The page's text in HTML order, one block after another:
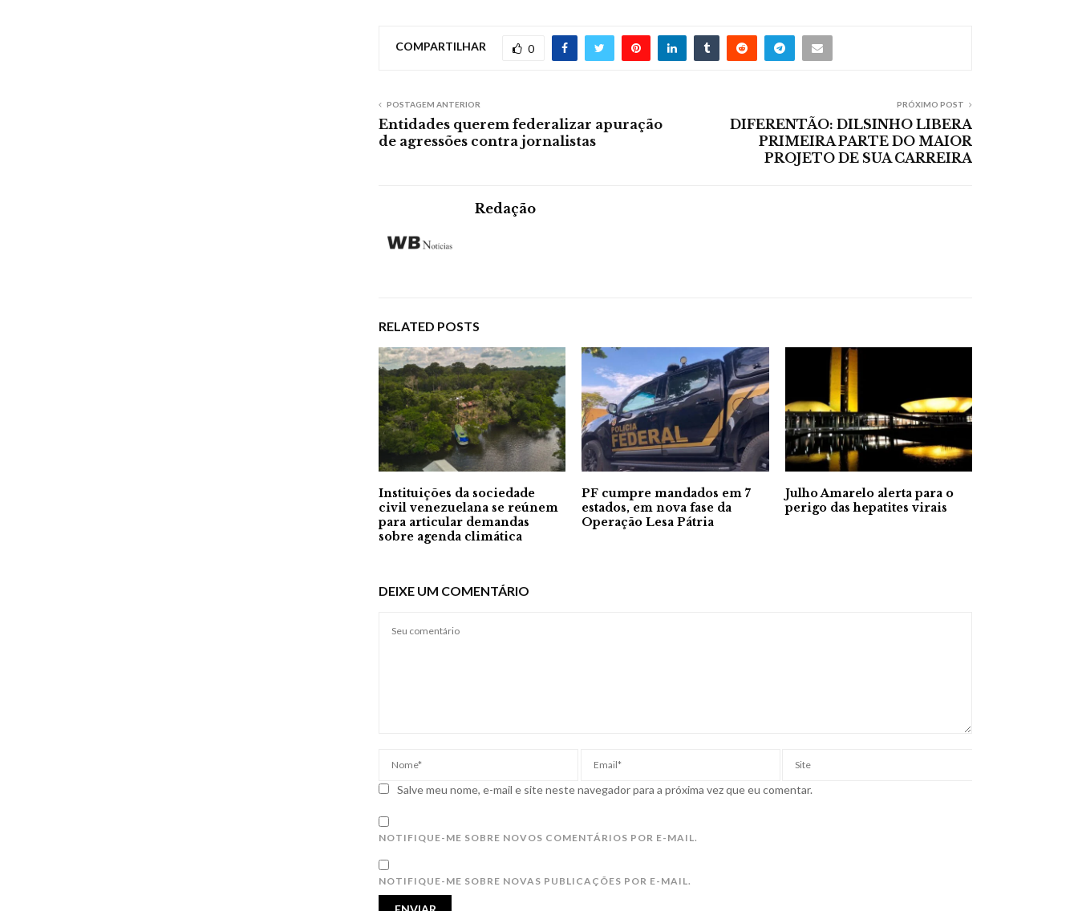
COMPARTILHAR 0
POSTAGEM ANTERIOR
Entidades querem federalizar apuração
de agressões contra jornalistas
PRÓXIMO POST
DIFERENTÃO: DILSINHO LIBERA
PRIMEIRA PARTE DO MAIOR
PROJETO DE SUA CARREIRA
Redação
RELATED POSTS
Instituições da sociedade
civil venezuelana se reúnem
para articular demandas
sobre agenda climática
PF cumpre mandados em 7
estados, em nova fase da
Operação Lesa Pátria
Julho Amarelo alerta para o
perigo das hepatites virais
DEIXE UM COMENTÁRIO
Salve meu nome, e-mail e site neste navegador para a próxima vez que eu comentar.
NOTIFIQUE-ME SOBRE NOVOS COMENTÁRIOS POR E-MAIL.
NOTIFIQUE-ME SOBRE NOVAS PUBLICAÇÕES POR E-MAIL.